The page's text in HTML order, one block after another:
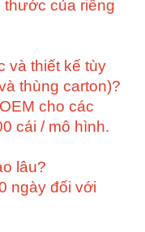
của riêng
và thiết kế tùy
thùng carton)?
cho các
cái / mô hình.
lâu?
ngày đối với